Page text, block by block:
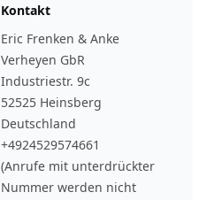
Kontakt
Eric Frenken & Anke
Verheyen GbR
Industriestr. 9c
52525 Heinsberg
Deutschland
+4924529574661
(Anrufe mit unterdrückter
Nummer werden nicht